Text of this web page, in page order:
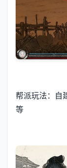
帮派玩法：自
等